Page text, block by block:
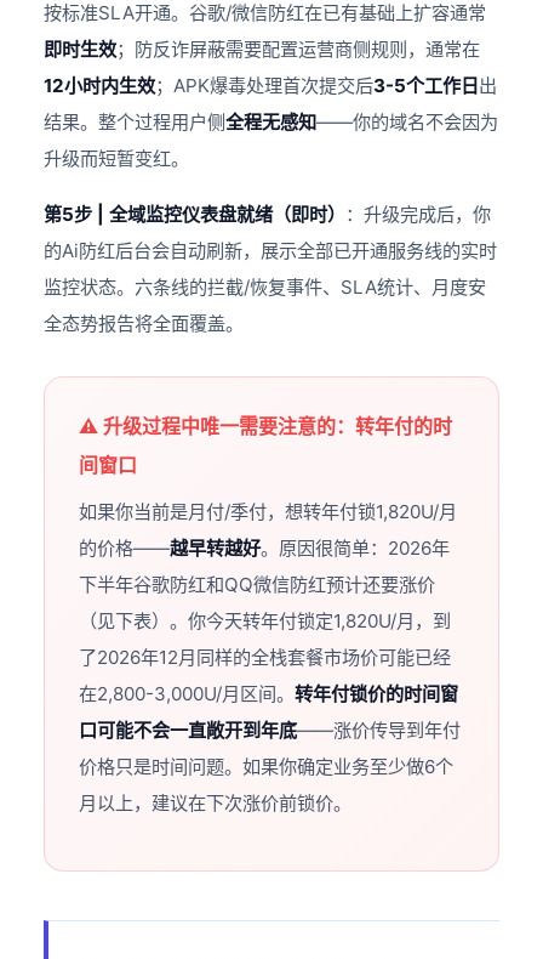
按标准SLA开通。谷歌/微信防红在已有基础上扩容通常
即时生效；防反诈屏蔽需要配置运营商侧规则，通常在
12小时内生效；APK爆毒处理首次提交后3-5个工作日 出
结果。整个过程用户侧全程无感知——你的域名不会因为
升级而短暂变红。
第5步 | 全域监控仪表盘就绪（即时） ：升级完成后，你
的Ai防红后台会自动刷新，展示全部已开通服务线的实时
监控状态。六条线的拦截/恢复事件、SLA统计、月度安
全态势报告将全面覆盖。
⚠️ 升级过程中唯一需要注意的：转年付的时
间窗口
如果你当前是月付/季付，想转年付锁1,820U/月
的价格——越早转越好。原因很简单：2026年
下半年谷歌防红和QQ微信防红预计还要涨价
（见下表）。你今天转年付锁定1,820U/月，到
了2026年12月同样的全栈套餐市场价可能已经
在2,800-3,000U/月区间。转年付锁价的时间窗
口可能不会一直敞开到年底——涨价传导到年付
价格只是时间问题。如果你确定业务至少做6个
月以上，建议在下次涨价前锁价。